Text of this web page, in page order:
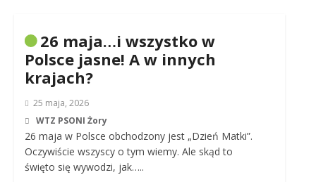
26 maja…i wszystko w
Polsce jasne! A w innych
krajach?
25 maja, 2026
WTZ PSONI Żory
26 maja w Polsce obchodzony jest „Dzień Matki”.
Oczywiście wszyscy o tym wiemy. Ale skąd to
święto się wywodzi, jak…..